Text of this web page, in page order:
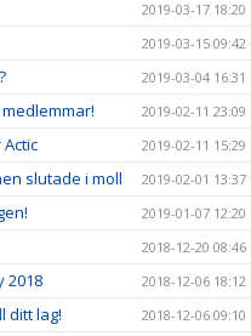
2019-03-17 18:20
2019-03-15 09:42
2019-03-04 16:31
2019-02-11 23:09
2019-02-11 15:29
slutade i moll 2019-02-01 13:37
2019-01-07 12:20
2018-12-20 08:46
2018 2018-12-06 18:12
ditt lag! 2018-12-06 09:10